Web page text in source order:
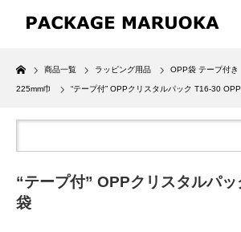
Home
商品一覧 ラッピング用品 OPP袋 テープ付き
225mm巾 “テープ付” OPPクリスタルパック T16-30
“テープ付” OPPクリスタルパ
袋